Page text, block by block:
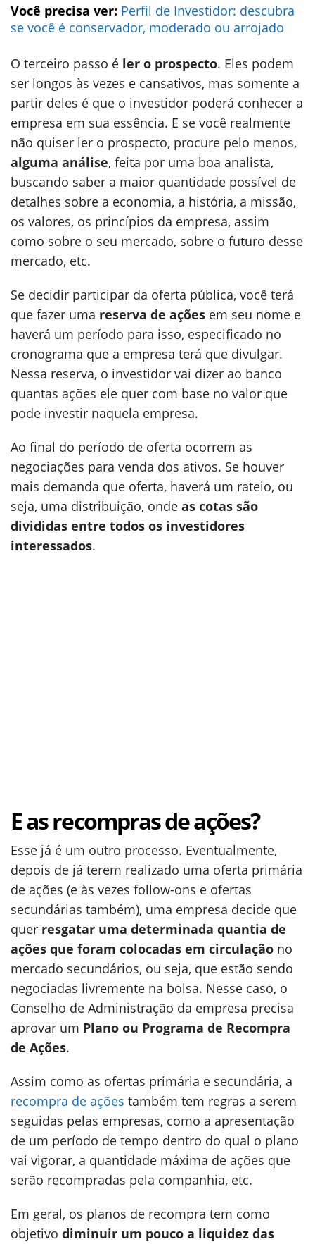
Você precisa ver: Perfil de Investidor: descubra
se você é conservador, moderado ou arrojado
O terceiro passo é ler o prospecto. Eles podem
ser longos às vezes e cansativos, mas somente a
partir deles é que o investidor poderá conhecer a
empresa em sua essência. E se você realmente
não quiser ler o prospecto, procure pelo menos,
alguma análise, feita por uma boa analista,
buscando saber a maior quantidade possível de
detalhes sobre a economia, a história, a missão,
os valores, os princípios da empresa, assim
como sobre o seu mercado, sobre o futuro desse
mercado, etc.
Se decidir participar da oferta pública, você terá
que fazer uma reserva de ações em seu nome e
haverá um período para isso, especificado no
cronograma que a empresa terá que divulgar.
Nessa reserva, o investidor vai dizer ao banco
quantas ações ele quer com base no valor que
pode investir naquela empresa.
Ao final do período de oferta ocorrem as
negociações para venda dos ativos. Se houver
mais demanda que oferta, haverá um rateio, ou
seja, uma distribuição, onde as cotas são
divididas entre todos os investidores
interessados.
E as recompras de ações?
Esse já é um outro processo. Eventualmente,
depois de já terem realizado uma oferta primária
de ações (e às vezes follow-ons e ofertas
secundárias também), uma empresa decide que
quer resgatar uma determinada quantia de
ações que foram colocadas em circulação no
mercado secundários, ou seja, que estão sendo
negociadas livremente na bolsa. Nesse caso, o
Conselho de Administração da empresa precisa
aprovar um Plano ou Programa de Recompra
de Ações.
Assim como as ofertas primária e secundária, a
recompra de ações também tem regras a serem
seguidas pelas empresas, como a apresentação
de um período de tempo dentro do qual o plano
vai vigorar, a quantidade máxima de ações que
serão recompradas pela companhia, etc.
Em geral, os planos de recompra tem como
objetivo diminuir um pouco a liquidez das